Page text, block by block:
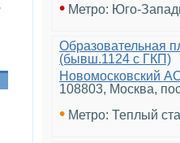
• Метро: Юго-
Образовательная
(бывш.1124 с ГКП)
Новомосковский
108803, Москва,
• Метро: Теплый